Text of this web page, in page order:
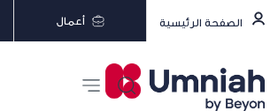
الصفحة الرئيسية أعمال